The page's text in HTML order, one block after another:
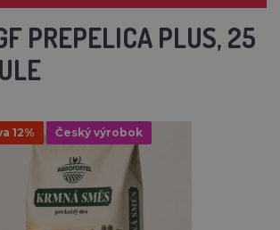
PREPELICA PLUS, 25
12% Český výrobok